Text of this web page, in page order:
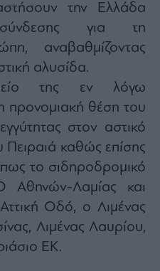
την Ελλάδα
για τη
αναβαθμίζοντας
αλυσίδα.
της εν λόγω
προνομιακή θέση του
στον αστικό
Πειραιά καθώς επίσης
το σιδηροδρομικό
Αθηνών-Λαμίας και
Οδό, ο Λιμένας
Λιμένας Λαυρίου,
ΕΚ.